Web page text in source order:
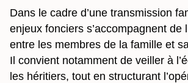
Dans le cadre d’une transmission
enjeux fonciers s’accompagnent de
entre les membres de la famille et
Il convient notamment de veiller à
les héritiers, tout en structurant